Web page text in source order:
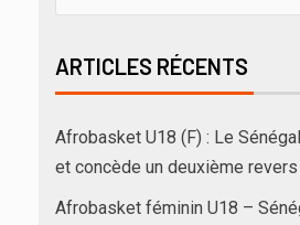
ARTICLES RÉCENTS
Afrobasket U18 (F) : Le
et concède un deuxième revers
Afrobasket féminin U18 –